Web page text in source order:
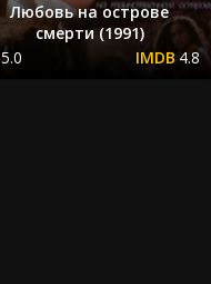
Любовь на острове
смерти (1991)
5.0
4.8